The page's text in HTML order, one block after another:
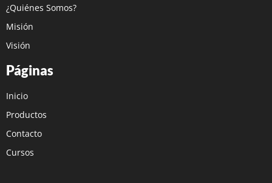
¿Quiénes Somos?
Misión
Visión
Páginas
Inicio
Productos
Contacto
Cursos